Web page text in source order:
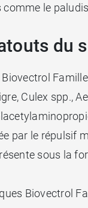
le
du
Culex spp.,
par le répulsif
sous la
Biovectrol